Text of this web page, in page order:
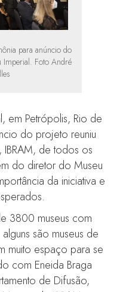
para anúncio do
Imperial. Foto André
em Petrópolis, Rio de
do projeto reuniu
IBRAM, de todos os
do diretor do Museu
da iniciativa e
3800 museus com
são museus de
muito espaço para se
com Eneida Braga
de Difusão,